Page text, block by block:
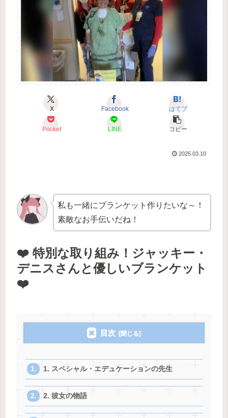
X Facebook はてブ
Pocket LINE コピー
2025.03.10
私も一緒にブランケット作りたいな～！
素敵なお手伝いだね！
❤️ 特別な取り組み！ジャッキー・
デニスさんと優しいブランケット
❤️
目次
1. スペシャル・エデュケーションの先生
2. 彼女の物語